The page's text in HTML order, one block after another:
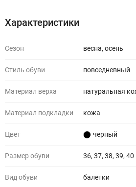
Характеристики
Сезон весна, осень
Стиль обуви повседневный
Материал верха натуральная
Материал подкладки кожа
Цвет черный
Размер обуви 36, 37, 38, 39, 40
Вид обуви балетки